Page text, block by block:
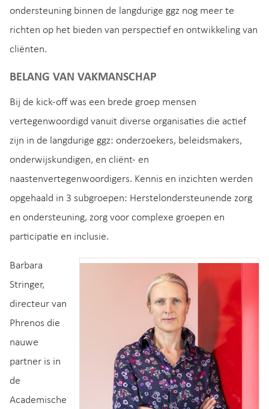
ondersteuning binnen de langdurige ggz nog meer te
richten op het bieden van perspectief en ontwikkeling van
cliënten.
BELANG VAN VAKMANSCHAP
Bij de kick-off was een brede groep mensen
vertegenwoordigd vanuit diverse organisaties die actief
zijn in de langdurige ggz: onderzoekers, beleidsmakers,
onderwijskundigen, en cliënt- en
naastenvertegenwoordigers. Kennis en inzichten werden
opgehaald in 3 subgroepen: Herstelondersteunende zorg
en ondersteuning, zorg voor complexe groepen en
participatie en inclusie.
Barbara
Stringer,
directeur van
Phrenos die
nauwe
partner is in
de
Academische